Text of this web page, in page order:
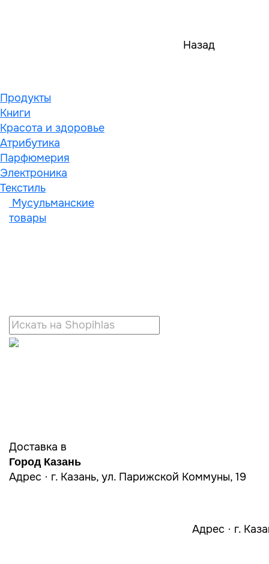
Назад
Продукты
Книги
Красота и здоровье
Атрибутика
Парфюмерия
Электроника
Текстиль
Мусульманские
товары
Доставка в
Город Казань
Адрес · г. Казань, ул. Парижской Коммуны, 19
Адрес · г.